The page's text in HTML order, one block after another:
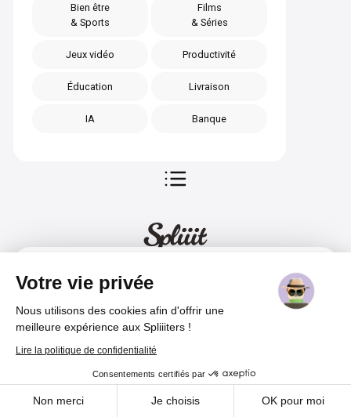
Votre vie privée
Nous utilisons des cookies afin d'offrir une
meilleure expérience aux Spliiiters !
Lire la politique de confidentialité
Consentements certifiés par
Non merci Je choisis OK pour moi
Cookies
Bien être
& Sports
Films
& Séries
Jeux vidéo Productivité
Éducation Livraison
IA Banque
Sommaire
Français
À propos
Vos abonnements jusqu'à -70%